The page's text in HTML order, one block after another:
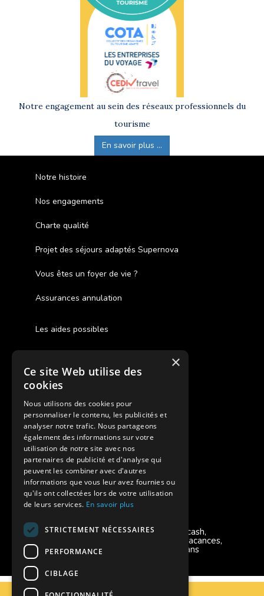
Notre engagement au sein des réseaux professionnels du
tourisme
En savoir plus ...
Notre histoire
Nos engagements
Charte qualité
Projet des séjours adaptés Supernova
Vous êtes un foyer de vie ?
Assurances annulation
Les aides possibles
Cash Back
Pour les fratries
Facebook Supernova
Instagram Supernova
Colonie de vacances SUPERNOVA
Modes de règlement acceptés
Chèque, Virement, Espèces, Mandats cash,
Bons CAF, Conseil général, Chèques vacances,
Carte bancaire, Prise en charge reçu sans
règlement, Prélèvement
×
Ce site Web utilise des
cookies
Nous utilisons des cookies pour
personnaliser le contenu, les publicités et
analyser notre trafic. Nous partageons
également des informations sur votre
utilisation de notre site avec nos
partenaires de publicité et d'analyse qui
peuvent les combiner avec d'autres
informations que vous leur avez fournies ou
qu'ils ont collectées lors de votre utilisation
de leurs services. En savoir plus
STRICTEMENT NÉCESSAIRES
PERFORMANCE
CIBLAGE